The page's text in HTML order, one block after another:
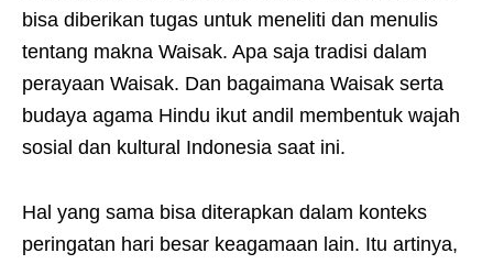
bisa diberikan tugas untuk meneliti dan menulis
tentang makna Waisak. Apa saja tradisi dalam
perayaan Waisak. Dan bagaimana Waisak serta
budaya agama Hindu ikut andil membentuk wajah
sosial dan kultural Indonesia saat ini.
Hal yang sama bisa diterapkan dalam konteks
peringatan hari besar keagamaan lain. Itu artinya,